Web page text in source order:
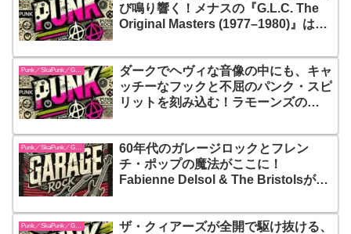
び鳴り響く！メナスの『G.L.C. The
Original Masters (1977–1980)』は、
て誇り高かった時代の鼓動を閉じ込め
た伝説の記録
ダークでヘヴィな音像の中にも、キャ
ッチーなフックと不屈のパンク・スピ
リットを刻み込む！ラモーンズの
最後の参加作にして、変化の時代を駆
け抜けたバンドの意志と進化を鮮烈に
記録したターニングポイント的アルバ
ムだ
Punk／SkaPunk／Garage
60年代のガレージロックとフレン
チ・ポップの魔法がここに！
Fabienne Delsol & The Bristolsが贈
な融合
Punk／SkaPunk／Garage
ザ・クィアーズが全開で駆け抜ける、